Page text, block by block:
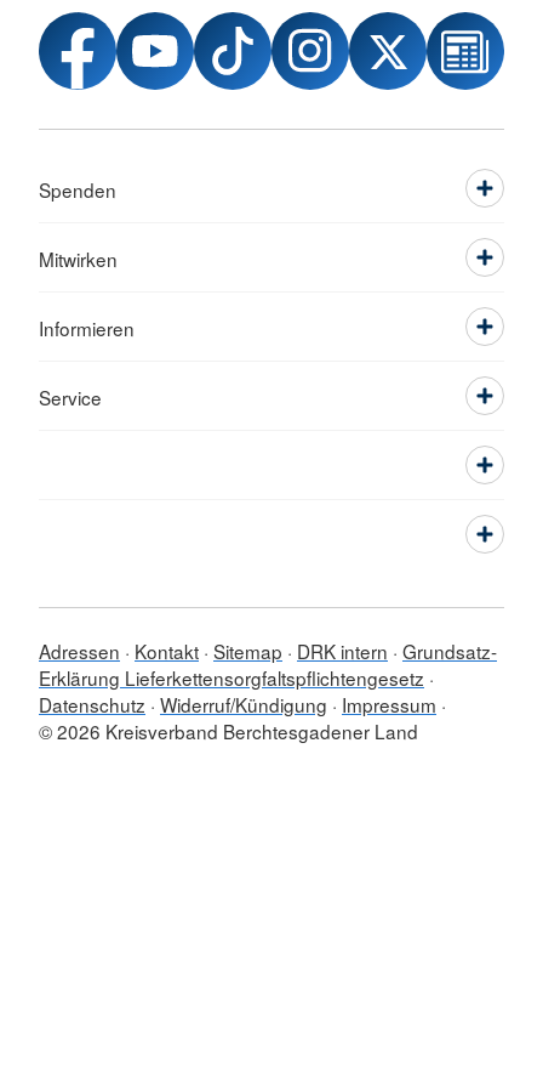
Spenden
Mitwirken
Informieren
Service
Adressen Kontakt Sitemap DRK intern Grundsatz-
Erklärung Lieferkettensorgfaltspflichtengesetz
Datenschutz Widerruf/Kündigung
Impressum
© 2026 Kreisverband Berchtesgadener Land